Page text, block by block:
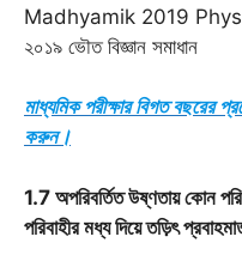
Madhyamik 2019
২০১৯ ভৌত বিজ্ঞান সমাধান
মাধ্যমিক পরীক্ষার বিগত বছরের
করুন।
1.7 অপরিবর্তিত উষ্ণতায় কোন
পরিবাহীর মধ্য দিয়ে তড়িৎ